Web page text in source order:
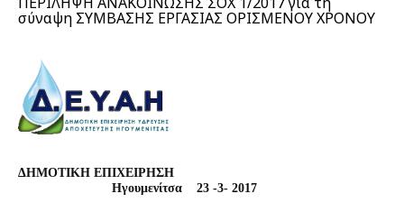
σύναψη ΣΥΜΒΑΣΗΣ ΕΡΓΑΣΙΑΣ ΟΡΙΣΜΕΝΟΥ ΧΡΟΝΟΥ
ΔΗΜΟΤΙΚΗ ΕΠΙΧΕΙΡΗΣΗ
Ηγουμενίτσα 23 -3- 2017